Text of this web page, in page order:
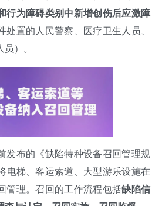
行为障碍类别中新增创伤后应激障
处置的人民警察、医疗卫生人员、
）。
布的《缺陷特种设备召回管理规
电梯、客运索道、大型游乐设施在
管理。召回的工作流程包括缺陷信